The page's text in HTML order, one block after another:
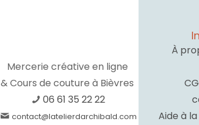
Mercerie créative en ligne
& Cours de couture à Bièvres
06 61 35 22 22
contact@latelierdarchibald.com
À
Aide à